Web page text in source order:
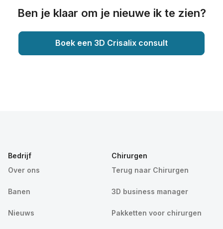
Ben je klaar om je nieuwe ik te zien?
Boek een 3D Crisalix consult
Bedrijf
Over ons
Banen
Nieuws
Chirurgen
Terug naar Chirurgen
3D business manager
Pakketten voor chirurgen